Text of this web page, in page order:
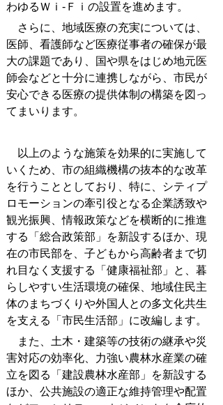
わゆるＷｉ-Ｆｉの設置を進めます。
さらに、地域医療の充実については、
医師、看護師など医療従事者の確保が最
大の課題であり、国や県をはじめ地元医
師会などと十分に連携しながら、市民が
安心できる医療の提供体制の構築を図っ
てまいります。
以上のような施策を効果的に実施して
いくため、市の組織機構の抜本的な改革
を行うこととしており、特に、シティプ
ロモーションの牽引役となる企業誘致や
観光振興、情報政策などを横断的に推進
する「総合政策部」を新設するほか、現
在の市民部を、子どもから高齢者まで切
れ目なく支援する「健康福祉部」と、暮
らしやすい生活環境の確保、地域住民主
体のまちづくりや外国人との多文化共生
を支える「市民生活部」に改編します。
また、土木・建築等の技術の継承や災
害対応の効率化、力強い農林水産業の確
立を図る「建設農林水産部」を新設する
ほか、公共施設の適正な維持管理や配置